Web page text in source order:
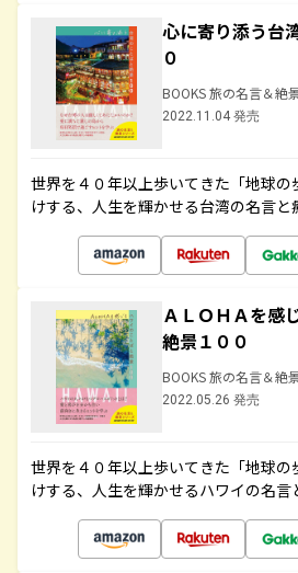
心に寄り添う台
０
BOOKS 旅の名言＆絶
2022.11.04 発売
世界を４０年以上歩いてきた「地球
けする、人生を輝かせる台湾の名言と
ＡＬＯＨＡを感
絶景１００
BOOKS 旅の名言＆絶
2022.05.26 発売
世界を４０年以上歩いてきた「地球
けする、人生を輝かせるハワイの名言